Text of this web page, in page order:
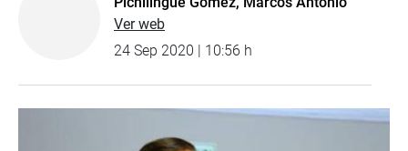
Ver web
24 Sep 2020 | 10:56 h